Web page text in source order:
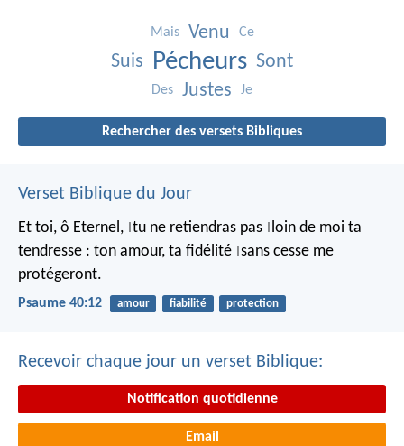
Mais Venu Ce
Suis Pécheurs Sont
Des Justes Je
Rechercher des versets Bibliques
Verset Biblique du Jour
Et toi, ô Eternel, tu ne retiendras pas loin de moi ta
tendresse : ton amour, ta fidélité sans cesse me
protégeront.
Psaume 40:12 amour fiabilité protection
Recevoir chaque jour un verset Biblique:
Notification quotidienne
Email